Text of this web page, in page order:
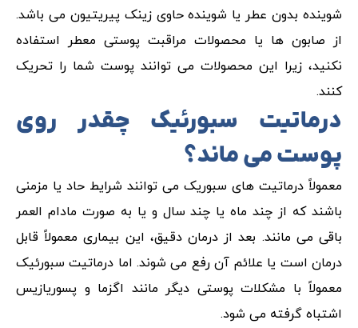
شوینده بدون عطر یا شوینده حاوی زینک پیریتیون می باشد.
از صابون ها یا محصولات مراقبت پوستی معطر استفاده
نکنید، زیرا این محصولات می توانند پوست شما را تحریک
کنند.
درماتیت سبورئیک چقدر روی
پوست می ماند؟
معمولاً درماتیت های سبوریک می توانند شرایط حاد یا مزمنی
باشند که از چند ماه یا چند سال و یا به صورت مادام العمر
باقی می مانند. بعد از درمان دقیق، این بیماری معمولاً قابل
درمان است یا علائم آن رفع می شوند. اما درماتیت سبورئیک
معمولاً با مشکلات پوستی دیگر مانند اگزما و پسوریازیس
اشتباه گرفته می شود.